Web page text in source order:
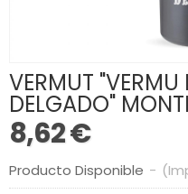
VERMUT "VERMU
DELGADO"
8,62 €
Producto Disponible -